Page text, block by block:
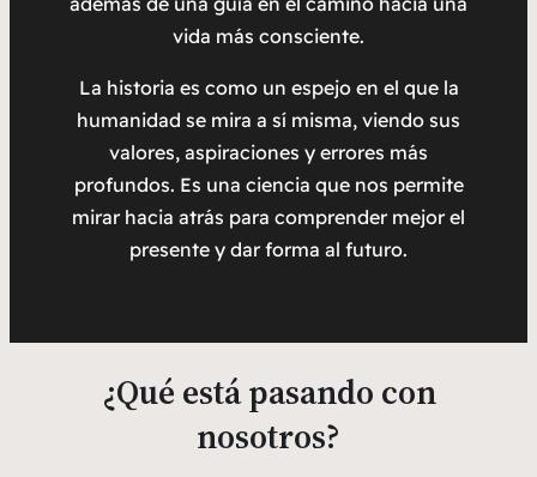
vida más consciente.
La historia es como un espejo en el que la
humanidad se mira a sí misma, viendo sus
valores, aspiraciones y errores más
profundos. Es una ciencia que nos permite
mirar hacia atrás para comprender mejor el
presente y dar forma al futuro.
¿Qué está pasando con
nosotros?